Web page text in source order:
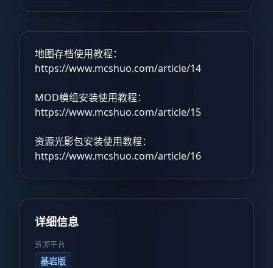
地图存档使用教程：
https://www.mcshuo.com/article/14
MOD模组安装使用教程：
https://www.mcshuo.com/article/15
资源光影包安装使用教程：
https://www.mcshuo.com/article/16
详细信息
资源平台
基岩版